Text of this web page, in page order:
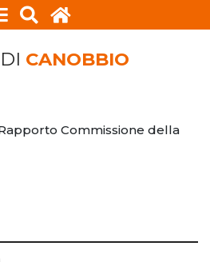
CANOBBIO
Commissione della